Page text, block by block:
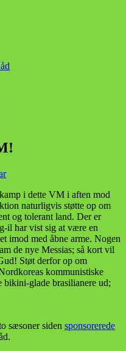
i dette VM i aften mod
naturligvis støtte op om
og tolerant land. Der er
il har vist sig at være en
imod med åbne arme. Nogen
de nye Messias; så kort vil
Støt derfor op om
kommunistiske
glade brasilianere ud;
sæsoner siden sponsorerede